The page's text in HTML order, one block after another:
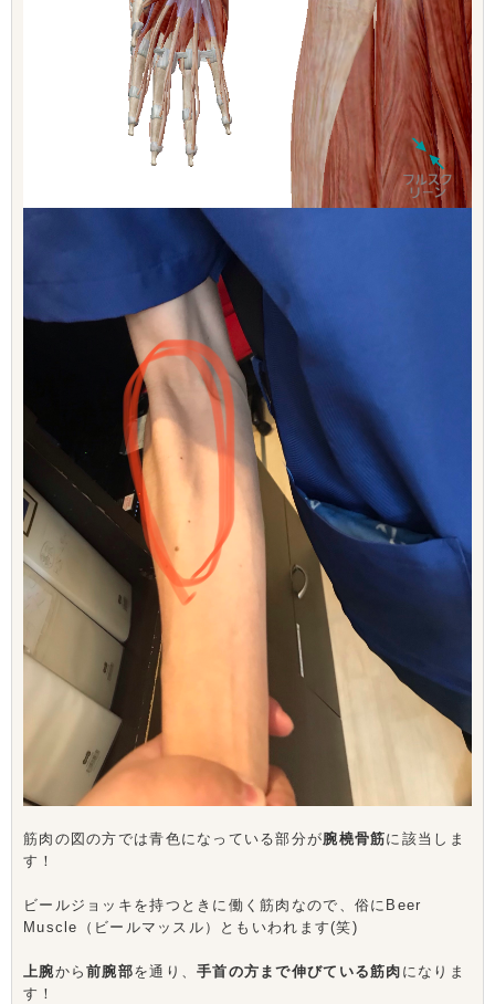
筋肉の図の方では青色になっている部分が腕橈骨筋に該当しま
す！
ビールジョッキを持つときに働く筋肉なので、俗にBeer
Muscle（ビールマッスル）ともいわれます(笑)
上腕から前腕部を通り、手首の方まで伸びている筋肉 になりま
す！